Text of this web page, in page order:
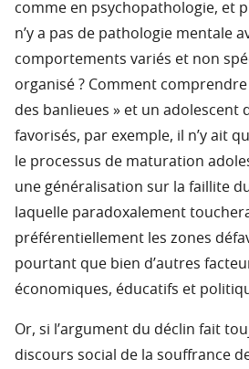
comme en psychopathologie, et
n’y a pas de pathologie mentale
comportements variés et non
organisé ? Comment
des banlieues » et un adolescent
favorisés, par exemple, il n’y ait
le processus de maturation
une généralisation sur la faillite
laquelle paradoxalement
préférentiellement les zones
pourtant que bien d’autres
économiques, éducatifs et
Or, si l’argument du déclin fait
discours social de la souffrance